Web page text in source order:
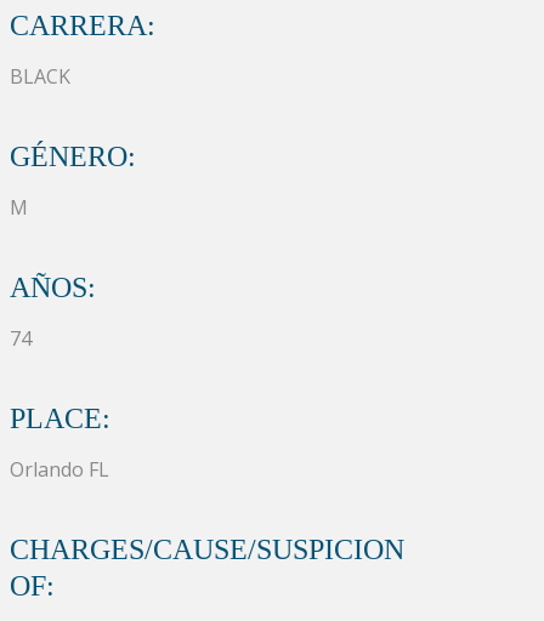
CARRERA:
BLACK
GÉNERO:
M
AÑOS:
74
PLACE:
Orlando FL
CHARGES/CAUSE/SUSPICION
OF: